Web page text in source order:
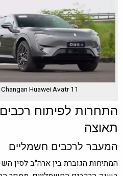
Changan Huawei Avatr 11
התחרות לפיתוח
תאוצה
המעבר לרכבים חשמליים
המתיחות הגוברת בין ארה"ב לסין